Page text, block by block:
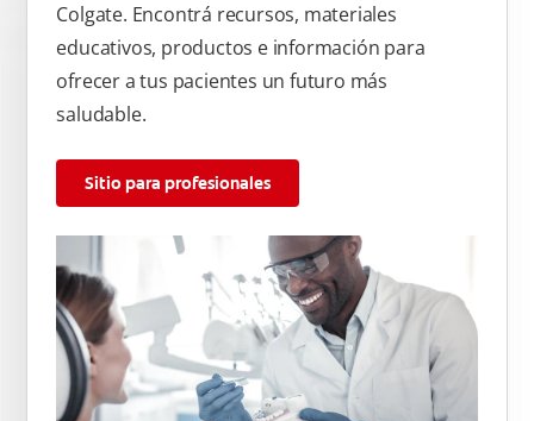
Colgate. Encontrá recursos, materiales
educativos, productos e información para
ofrecer a tus pacientes un futuro más
saludable.
Sitio para profesionales